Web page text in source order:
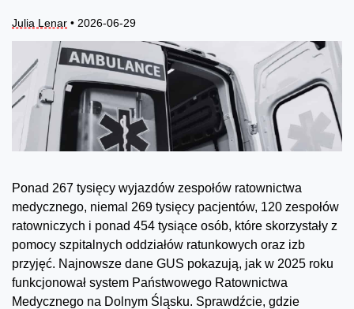
Julia Lenar • 2026-06-29
Ponad 267 tysięcy wyjazdów zespołów ratownictwa
medycznego, niemal 269 tysięcy pacjentów, 120 zespołów
ratowniczych i ponad 454 tysiące osób, które skorzystały z
pomocy szpitalnych oddziałów ratunkowych oraz izb
przyjęć. Najnowsze dane GUS pokazują, jak w 2025 roku
funkcjonował system Państwowego Ratownictwa
Medycznego na Dolnym Śląsku. Sprawdźcie, gdzie